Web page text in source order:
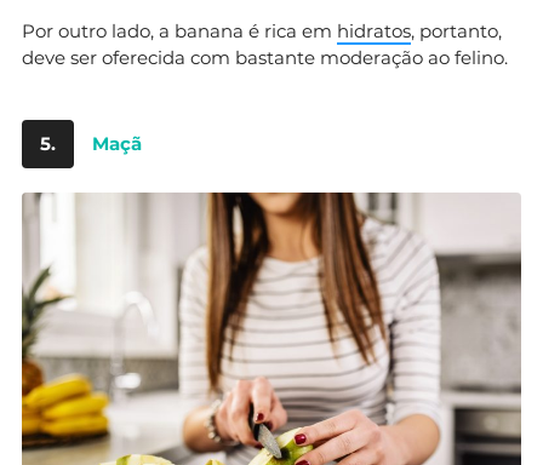
Por outro lado, a banana é rica em hidratos, portanto,
deve ser oferecida com bastante moderação ao felino.
5. Maçã